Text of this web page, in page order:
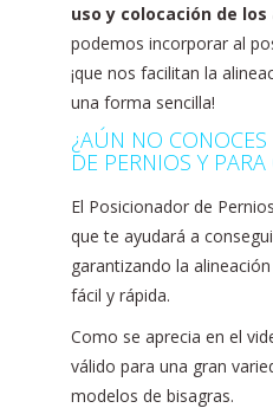
uso y colocación de
podemos incorporar al
¡que nos facilitan la
una forma sencilla!
¿AÚN NO
DE PERNIOS Y
El Posicionador de
que te ayudará a
garantizando la
fácil y rápida.
Como se aprecia en el
válido para una gran
modelos de bisagras.